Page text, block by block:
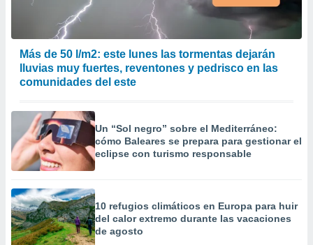
Más de 50 l/m2: este lunes las tormentas dejarán
lluvias muy fuertes, reventones y pedrisco en las
comunidades del este
Un “Sol negro” sobre el Mediterráneo:
cómo Baleares se prepara para gestionar el
eclipse con turismo responsable
10 refugios climáticos en Europa para huir
del calor extremo durante las vacaciones
de agosto